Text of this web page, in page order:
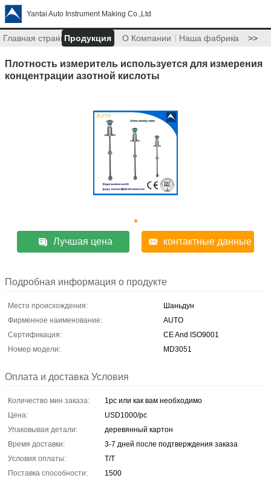
Yantai Auto Instrument Making Co.,Ltd
Главная страницаПродукция О Компании Наша фабрика >>
Плотность измеритель используется для измерения
концентрации азотной кислоты
Лучшая цена контактные данные
Подробная информация о продукте
Место происхождения:
Шаньдун
Фирменное наименование:
AUTO
Сертификация:
CE And ISO9001
Номер модели:
MD3051
Оплата и доставка Условия
Количество мин заказа:
1pc или как вам необходимо
Цена:
USD1000/pc
Упаковывая детали:
деревянный картон
Время доставки:
3-7 дней после подтверждения заказа
Условия оплаты:
T/T
Поставка способности:
1500